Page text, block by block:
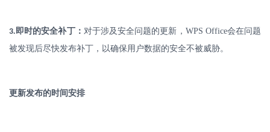
3. 即时的安全补丁： 对于涉及安全问题的更新， WPS Office会在问题
被发现后尽快发布补丁，以确保用户数据的安全不被威胁。
更新发布的时间安排